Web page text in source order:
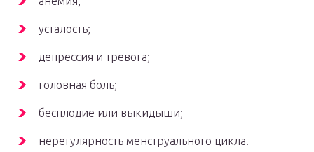
усталость;
депрессия и тревога;
головная боль;
бесплодие или выкидыши;
нерегулярность менструального цикла.